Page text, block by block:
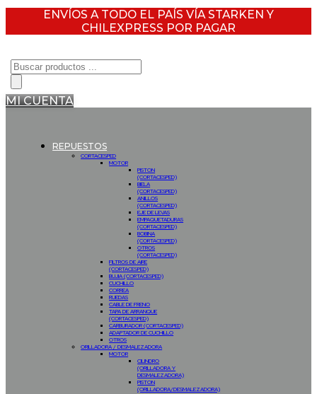
ENVÍOS A TODO EL PAÍS VÍA STARKEN Y
CHILEXPRESS POR PAGAR
Búsqueda
de
productos
MI CUENTA
REPUESTOS
CORTACESPED
MOTOR
PISTON
(CORTACESPED)
BIELA
(CORTACESPED)
ANILLOS
(CORTACESPED)
EJE DE LEVAS
EMPAQUETADURAS
(CORTACESPED)
BOBINA
(CORTACESPED)
OTROS
(CORTACESPED)
FILTROS DE AIRE
(CORTACESPED)
BUJIA (CORTACESPED)
CUCHILLO
CORREA
RUEDAS
CABLE DE FRENO
TAPA DE ARRANQUE
(CORTACESPED)
CARBURADOR (CORTACESPED)
ADAPTADOR DE CUCHILLO
OTROS
ORILLADORA / DESMALEZADORA
MOTOR
CILINDRO
(ORILLADORA Y
DESMALEZADORA)
PISTON
(ORILLADORA/DESMALEZADORA)